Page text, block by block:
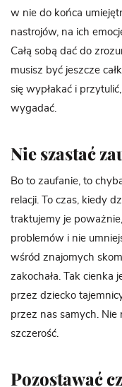
w nie do końca
nastrojów, na ich
Całą sobą dać do
musisz być jeszcze
się wypłakać i
wygadać.
Nie szastać
Bo to zaufanie, to
relacji. To czas, kiedy
traktujemy je
problemów i nie
wśród znajomych
zakochała. Tak cienka
przez dziecko
przez nas samych.
szczerość.
Pozostawać